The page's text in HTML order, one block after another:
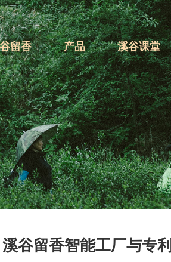
留香 产品 溪谷课堂
谷留香智能工厂与专